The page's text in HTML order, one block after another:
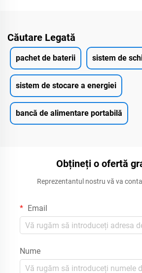
Căutare Legată
pachet de baterii sistem de
sistem de stocare a energiei
bancă de alimentare portabilă
Obțineți o ofertă
Reprezentantul nostru vă va
Email
Nume